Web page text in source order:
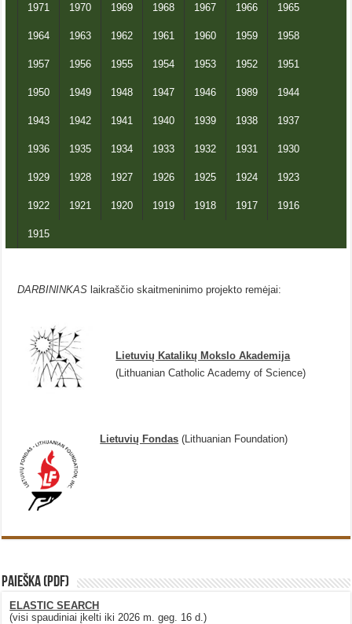
1971 1970 1969 1968 1967 1966 1965
1964 1963 1962 1961 1960 1959 1958
1957 1956 1955 1954 1953 1952 1951
1950 1949 1948 1947 1946 1989 1944
1943 1942 1941 1940 1939 1938 1937
1936 1935 1934 1933 1932 1931 1930
1929 1928 1927 1926 1925 1924 1923
1922 1921 1920 1919 1918 1917 1916
1915
DARBININKAS laikraščio skaitmeninimo projekto remėjai:
Lietuvių Katalikų Mokslo Akademija
(Lithuanian Catholic Academy of Science)
Lietuvių Fondas (Lithuanian Foundation)
PAIEŠKA (PDF)
ELASTIC SEARCH
(visi spaudiniai įkelti iki 2026 m. geg. 16 d.)